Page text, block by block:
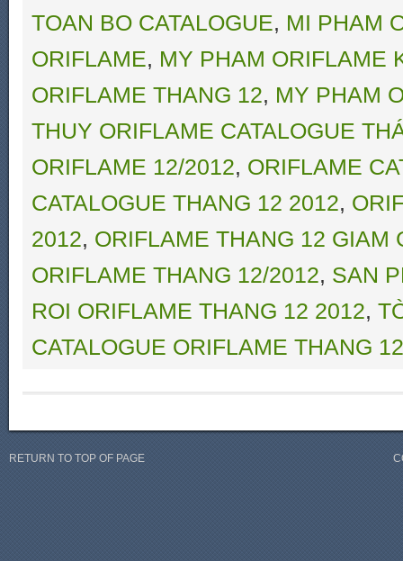
TOAN BO CATALOGUE, MI PHAM
ORIFLAME, MY PHAM ORIFLAME
ORIFLAME THANG 12, MY PHAM
THUY ORIFLAME CATALOGUE
ORIFLAME 12/2012, ORIFLAME
CATALOGUE THANG 12 2012,
2012, ORIFLAME THANG 12 GIAM
ORIFLAME THANG 12/2012, SAN
ROI ORIFLAME THANG 12 2012,
CATALOGUE ORIFLAME THANG
RETURN TO TOP OF PAGE